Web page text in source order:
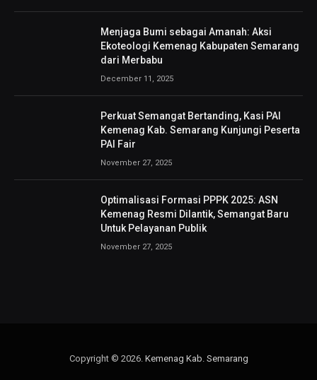
Menjaga Bumi sebagai Amanah: Aksi
Ekoteologi Kemenag Kabupaten Semarang
dari Merbabu
December 11, 2025
Perkuat Semangat Bertanding, Kasi PAI
Kemenag Kab. Semarang Kunjungi Peserta
PAI Fair
November 27, 2025
Optimalisasi Formasi PPPK 2025: ASN
Kemenag Resmi Dilantik, Semangat Baru
Untuk Pelayanan Publik
November 27, 2025
Copyright © 2026. Kemenag Kab. Semarang